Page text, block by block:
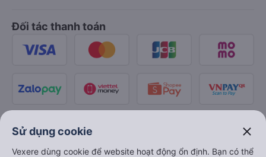
Đối tác thanh toán
Sử dụng cookie close
Vexere dùng cookie để website hoạt động ổn định. Bạn có thể